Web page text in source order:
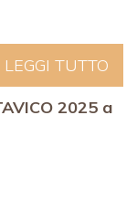
LEGGI TUTTO
2025 a